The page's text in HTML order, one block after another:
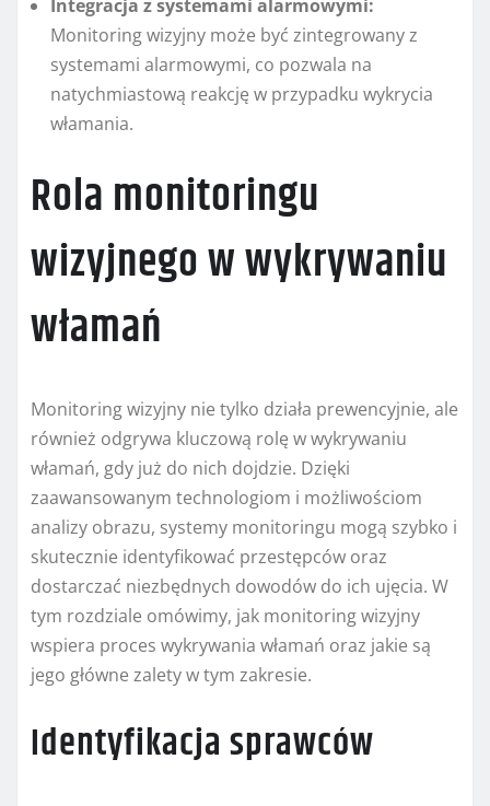
Integracja z systemami alarmowymi:
Monitoring wizyjny może być zintegrowany z
systemami alarmowymi, co pozwala na
natychmiastową reakcję w przypadku wykrycia
włamania.
Rola monitoringu
wizyjnego w wykrywaniu
włamań
Monitoring wizyjny nie tylko działa prewencyjnie, ale
również odgrywa kluczową rolę w wykrywaniu
włamań, gdy już do nich dojdzie. Dzięki
zaawansowanym technologiom i możliwościom
analizy obrazu, systemy monitoringu mogą szybko i
skutecznie identyfikować przestępców oraz
dostarczać niezbędnych dowodów do ich ujęcia. W
tym rozdziale omówimy, jak monitoring wizyjny
wspiera proces wykrywania włamań oraz jakie są
jego główne zalety w tym zakresie.
Identyfikacja sprawców